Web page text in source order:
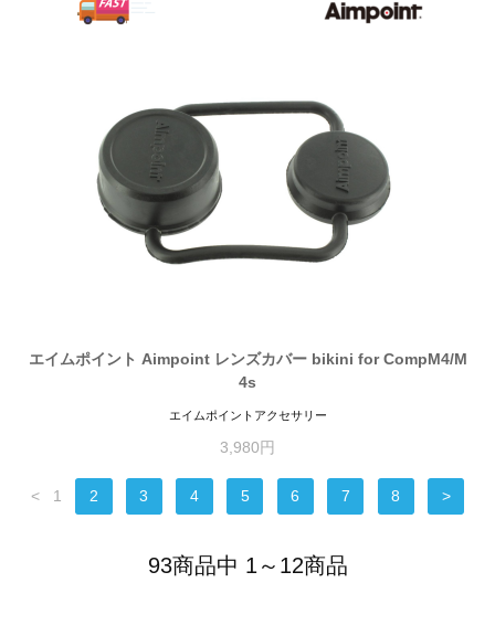
エイムポイント Aimpoint レンズカバー bikini for CompM4/M
4s
エイムポイントアクセサリー
3,980円
< 1 2 3 4 5 6 7 8 >
93商品中 1～12商品